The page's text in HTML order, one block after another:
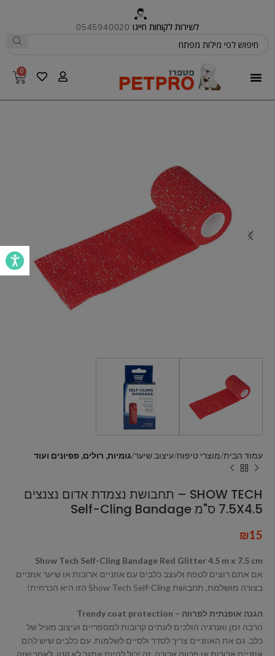
לשירות לקוחות חייגו 0545940020
0
עמוד הבית מוצרי טיפוח עיצוב שיער גומיות, רולים, פפיונים ועוד
SHOW TECH – תחבושת נצמדת אדום נצנצים
7.5X4.5 ס"מ Self-Cling Bandage
₪15
Show Tech Self-Cling Bandage Red Glitter 4.5 m x 7.5 cm
אם אתם רוצים לטפח ולעצב כלבים עם אוזניים ארוכות או שיער אוזניים
בצורה מושלמת, תחבושת Show Tech Self-Cling הזו היא הכרחית!
הגנה אופנתית לפרווה – Trendy coat protection
הרבה זמן ואנרגיה הולכים לעתים קרובות למספריים ועיצוב מעיל של
כלב. גם את האוזניים צריך לסדר ולסיים לשלמות. עם כלבים שיש להם
אוזניים ארוכות או פרווה ארוכה, זה יכול להיות אתגר לא קטן. לאחר שזה